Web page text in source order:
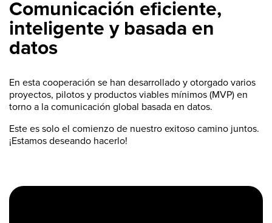
Comunicación eficiente,
inteligente y basada en
datos
En esta cooperación se han desarrollado y otorgado varios
proyectos, pilotos y productos viables mínimos (MVP) en
torno a la comunicación global basada en datos.
Este es solo el comienzo de nuestro exitoso camino juntos.
¡Estamos deseando hacerlo!